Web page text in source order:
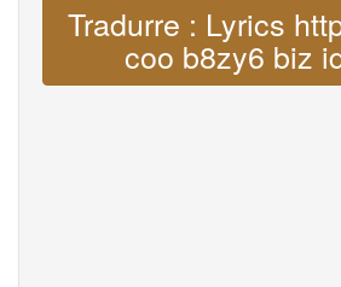
Tradurre : Lyrics
coo b8zy6 biz